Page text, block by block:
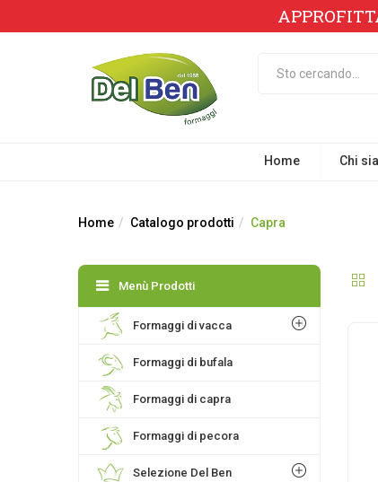
Home Chi
Home Catalogo prodotti Capra
Menù Prodotti
Formaggi di vacca
Formaggi di bufala
Formaggi di capra
Formaggi di pecora
Selezione Del Ben